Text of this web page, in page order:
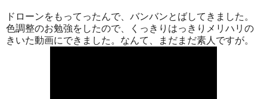
ドローンをもってったんで、バンバンとばしてきました。
色調整のお勉強をしたので、くっきりはっきりメリハリの
きいた動画にできました。なんて、まだまだ素人ですが。